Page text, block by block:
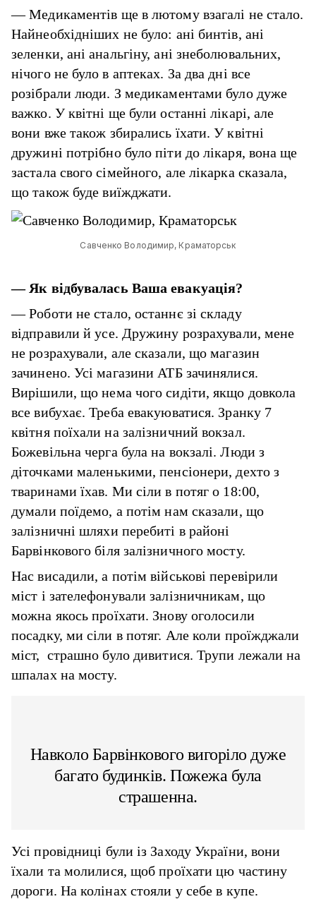
— Медикаментів ще в лютому взагалі не стало.
Найнеобхідніших не було: ані бинтів, ані
зеленки, ані анальгіну, ані знеболювальних,
нічого не було в аптеках. За два дні все
розібрали люди. З медикаментами було дуже
важко. У квітні ще були останні лікарі, але
вони вже також збирались їхати. У квітні
дружині потрібно було піти до лікаря, вона ще
застала свого сімейного, але лікарка сказала,
що також буде виїжджати.
Савченко Володимир, Краматорськ
— Як відбувалась Ваша евакуація?
— Роботи не стало, останнє зі складу
відправили й усе. Дружину розрахували, мене
не розрахували, але сказали, що магазин
зачинено. Усі магазини АТБ зачинялися.
Вирішили, що нема чого сидіти, якщо довкола
все вибухає. Треба евакуюватися. Зранку 7
квітня поїхали на залізничний вокзал.
Божевільна черга була на вокзалі. Люди з
діточками маленькими, пенсіонери, дехто з
тваринами їхав. Ми сіли в потяг о 18:00,
думали поїдемо, а потім нам сказали, що
залізничні шляхи перебиті в районі
Барвінкового біля залізничного мосту.
Нас висадили, а потім військові перевірили
міст і зателефонували залізничникам, що
можна якось проїхати. Знову оголосили
посадку, ми сіли в потяг. Але коли проїжджали
міст, страшно було дивитися. Трупи лежали на
шпалах на мосту.
Навколо Барвінкового вигоріло дуже
багато будинків. Пожежа була
страшенна.
Усі провідниці були із Заходу України, вони
їхали та молилися, щоб проїхати цю частину
дороги. На колінах стояли у себе в купе.